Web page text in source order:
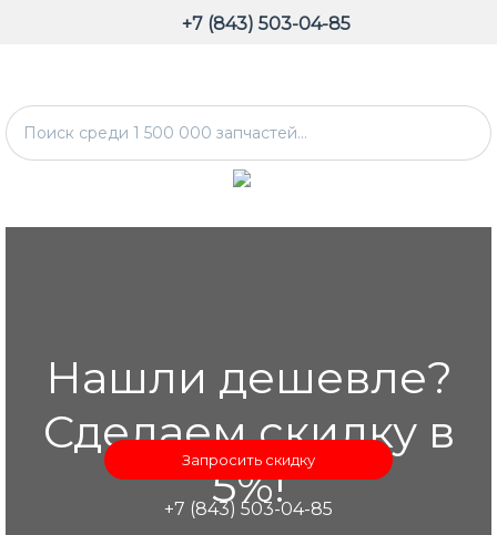
+7 (843) 503-04-85
Нашли дешевле?
Сделаем скидку в
5%!
Запросить скидку
+7 (843) 503-04-85